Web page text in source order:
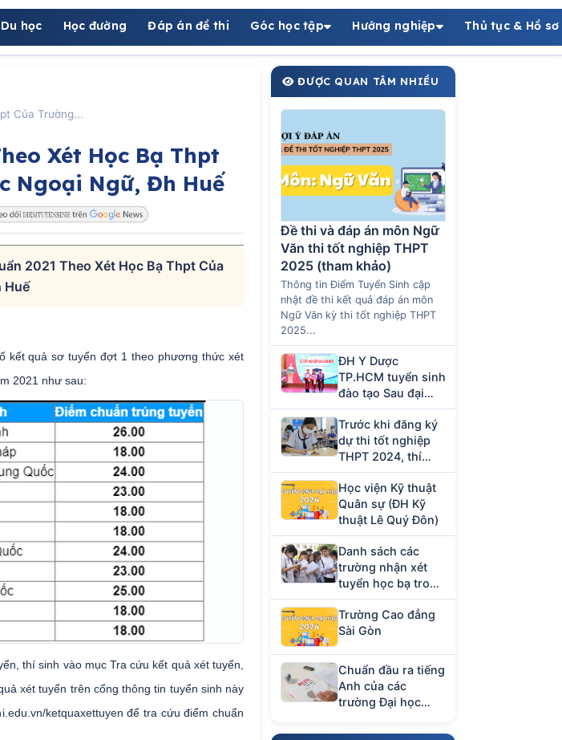
Du học Học đường Đáp án đề thi Góc học tập Hướng nghiệp Thủ tục & Hồ
Của Trường...
Xét Học Bạ Thpt
Ngoại Ngữ, Đh Huế
2021 Theo Xét Học Bạ Thpt Của
Huế
kết quả sơ tuyển đợt 1 theo phương thức xét
2021 như sau:
thí sinh vào mục Tra cứu kết quả xét tuyển,
xét tuyển trên cổng thông tin tuyển sinh này
ketquaxettuyen để tra cứu điểm chuẩn
ĐƯỢC QUAN TÂM NHIỀU
Đề thi và đáp án môn Ngữ
Văn thi tốt nghiệp THPT
2025 (tham khảo)
Thông tin Điểm Tuyển Sinh cập
nhật đề thi kết quả đáp án môn
Ngữ Văn kỳ thi tốt nghiệp THPT
2025...
ĐH Y Dược
TP.HCM tuyển sinh
đào tạo Sau đại
học năm 2023
Trước khi đăng ký
dự thi tốt nghiệp
THPT 2024, thí
sinh cần chuẩn bị
giấy tờ gì?
Học viện Kỹ thuật
Quân sự (ĐH Kỹ
thuật Lê Quý Đôn)
Danh sách các
trường nhận xét
tuyển học bạ trong
tháng 4/2024
Trường Cao đẳng
Sài Gòn
Chuẩn đầu ra tiếng
Anh của các
trường Đại học